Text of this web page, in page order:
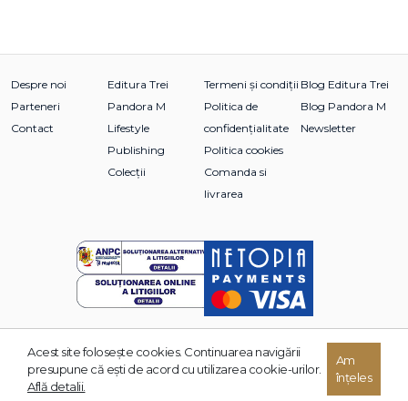
Despre noi
Parteneri
Contact
Editura Trei
Pandora M
Lifestyle
Publishing
Colecții
Termeni și condiții
Politica de
confidențialitate
Politica cookies
Comanda si
livrarea
Blog Editura Trei
Blog Pandora M
Newsletter
© 2026 Grupul Editorial TREI. Toate drepturile rezervate.
Acest site foloseşte cookies. Continuarea navigării
presupune că eşti de acord cu utilizarea cookie-urilor.
Află detalii.
Am
înțeles